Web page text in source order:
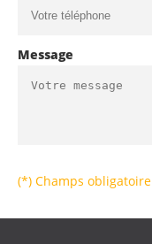
Message
(*) Champs obligatoire